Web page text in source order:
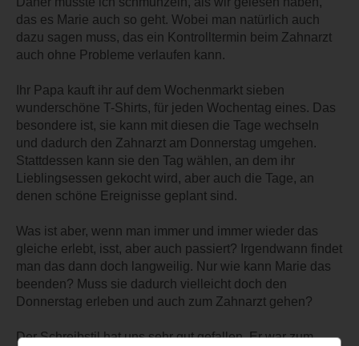
das es Marie auch so geht. Wobei man natürlich auch
dazu sagen muss, das ein Kontrolltermin beim Zahnarzt
auch ohne Probleme verlaufen kann.
Ihr Papa kauft ihr auf dem Wochenmarkt sieben
wunderschöne T-Shirts, für jeden Wochentag eines. Das
besondere ist, sie kann mit diesen die Tage wechseln
und dadurch den Zahnarzt am Donnerstag umgehen.
Stattdessen kann sie den Tag wählen, an dem ihr
Lieblingsessen gekocht wird, aber auch die Tage, an
denen schöne Ereignisse geplant sind.
Was ist aber, wenn man immer und immer wieder das
gleiche erlebt, isst, aber auch passiert? Irgendwann findet
man das dann doch langweilig. Nur wie kann Marie das
beenden? Muss sie dadurch vielleicht doch den
Donnerstag erleben und auch zum Zahnarzt gehen?
Der Schreibstil hat uns sehr gut gefallen. Er war zum